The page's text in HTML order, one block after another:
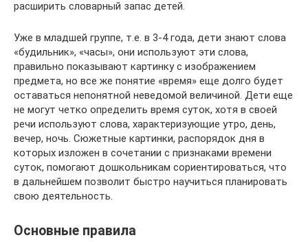
расширить словарный запас детей.
Уже в младшей группе, т.е. в 3-4 года, дети знают слова
«будильник», «часы», они используют эти слова,
правильно показывают картинку с изображением
предмета, но все же понятие «время» еще долго будет
оставаться непонятной неведомой величиной. Дети еще
не могут четко определить время суток, хотя в своей
речи используют слова, характеризующие утро, день,
вечер, ночь. Сюжетные картинки, распорядок дня в
которых изложен в сочетании с признаками времени
суток, помогают дошкольникам сориентироваться, что
в дальнейшем позволит быстро научиться планировать
свою деятельность.
Основные правила